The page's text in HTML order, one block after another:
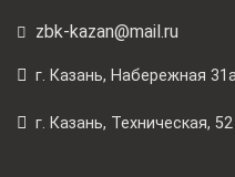
zbk-kazan@mail.ru
г. Казань, Набережная
г. Казань, Техническая, 52